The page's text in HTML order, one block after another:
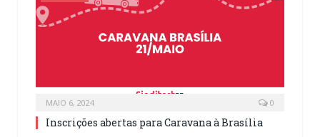
MAIO 6, 2024 0
Inscrições abertas para Caravana à Brasília